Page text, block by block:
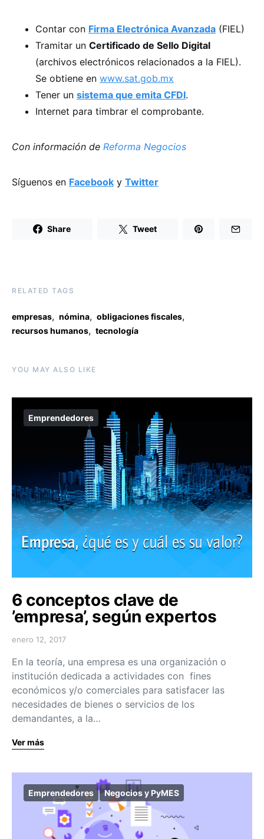
Contar con Firma Electrónica Avanzada (FIEL)
Tramitar un Certificado de Sello Digital
(archivos electrónicos relacionados a la FIEL).
Se obtiene en www.sat.gob.mx
Tener un sistema que emita CFDI.
Internet para timbrar el comprobante.
Con información de Reforma Negocios
Síguenos en Facebook y Twitter
Share Tweet
RELATED TAGS
empresas, nómina, obligaciones fiscales,
recursos humanos, tecnología
YOU MAY ALSO LIKE
Emprendedores
6 conceptos clave de
’empresa’, según expertos
enero 12, 2017
En la teoría, una empresa es una organización o
institución dedicada a actividades con fines
económicos y/o comerciales para satisfacer las
necesidades de bienes o servicios de los
demandantes, a la…
Ver más
Emprendedores Negocios y PyMES